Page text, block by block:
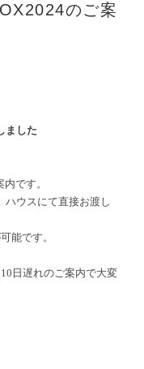
のご案
ました
内です。
ハウスにて直接お渡し
能です。
10 日遅れのご案内で大変